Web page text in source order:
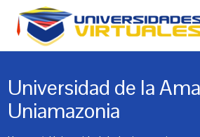
Universidad de la
Uniamazonia